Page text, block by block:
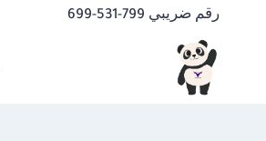
المحتوى
رقم ضريبي 799-531-699